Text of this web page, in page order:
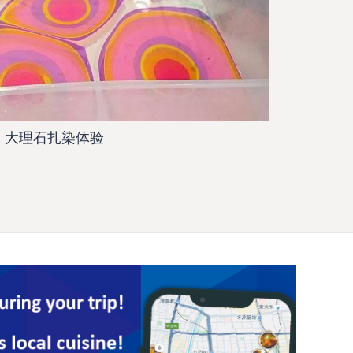
大理石扎染体验